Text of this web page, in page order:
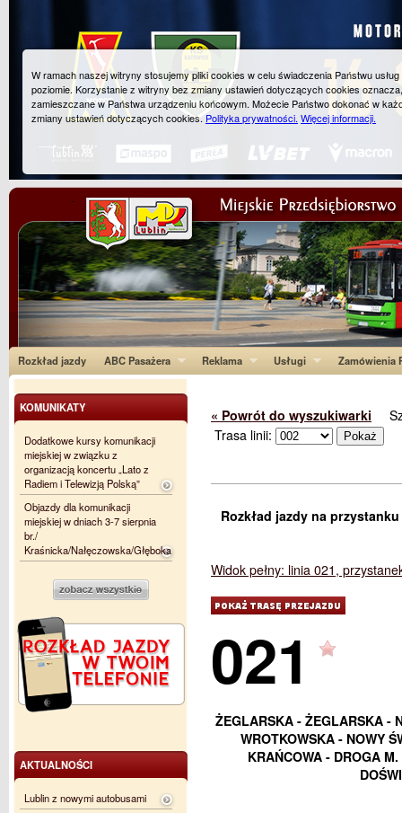
Rozkład jazdy ABC Pasażera Reklama Usługi Zamówienia
« Powrót do wyszukiwarki
Trasa linii:
Rozkład jazdy na
Widok pełny: linia 021,
021
ŻEGLARSKA - ŻEGLARSKA -
WROTKOWSKA - NOWY
KRAŃCOWA - DROGA
KOMUNIKATY
Dodatkowe kursy komunikacji
miejskiej w związku z
organizacją koncertu „Lato z
Radiem i Telewizją Polską”
Objazdy dla komunikacji
miejskiej w dniach 3-7 sierpnia
br./
Kraśnicka/Nałęczowska/Głęboka
AKTUALNOŚCI
Lublin z nowymi autobusami
W ramach naszej witryny stosujemy pliki cookies w celu świadczenia Państwu
poziomie. Korzystanie z witryny bez zmiany ustawień dotyczących cookies
zamieszczane w Państwa urządzeniu końcowym. Możecie Państwo dokonać w
zmiany ustawień dotyczących cookies.Polityka prywatności. Więcej informacji.